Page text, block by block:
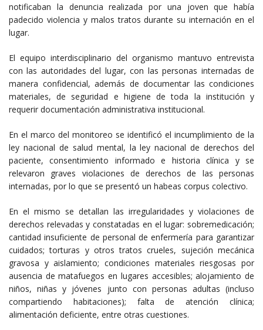
notificaban la denuncia realizada por una joven que había
padecido violencia y malos tratos durante su internación en el
lugar.
El equipo interdisciplinario del organismo mantuvo entrevista
con las autoridades del lugar, con las personas internadas de
manera confidencial, además de documentar las condiciones
materiales, de seguridad e higiene de toda la institución y
requerir documentación administrativa institucional.
En el marco del monitoreo se identificó el incumplimiento de la
ley nacional de salud mental, la ley nacional de derechos del
paciente, consentimiento informado e historia clínica y se
relevaron graves violaciones de derechos de las personas
internadas, por lo que se presentó un habeas corpus colectivo.
En el mismo se detallan las irregularidades y violaciones de
derechos relevadas y constatadas en el lugar: sobremedicación;
cantidad insuficiente de personal de enfermería para garantizar
cuidados; torturas y otros tratos crueles, sujeción mecánica
gravosa y aislamiento; condiciones materiales riesgosas por
ausencia de matafuegos en lugares accesibles; alojamiento de
niños, niñas y jóvenes junto con personas adultas (incluso
compartiendo habitaciones); falta de atención clínica;
alimentación deficiente, entre otras cuestiones.